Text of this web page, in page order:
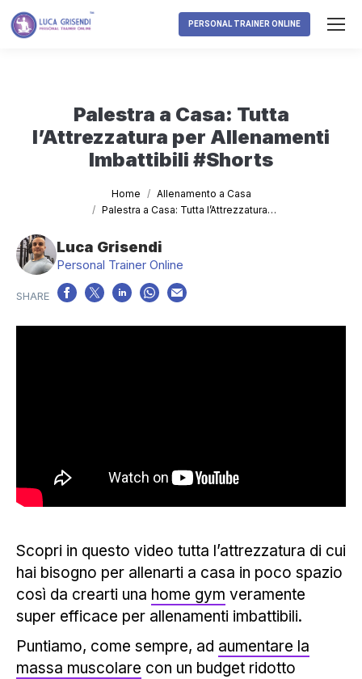
PERSONAL TRAINER ONLINE
Palestra a Casa: Tutta
l’Attrezzatura per Allenamenti
Imbattibili #Shorts
Home
Allenamento a Casa
Palestra a Casa: Tutta l’Attrezzatura…
Luca Grisendi
Personal Trainer Online
Scopri in questo video tutta l’attrezzatura di cui
hai bisogno per allenarti a casa in poco spazio
così da crearti una home gym veramente
super efficace per allenamenti imbattibili.
Puntiamo, come sempre, ad aumentare la
massa muscolare con un budget ridotto